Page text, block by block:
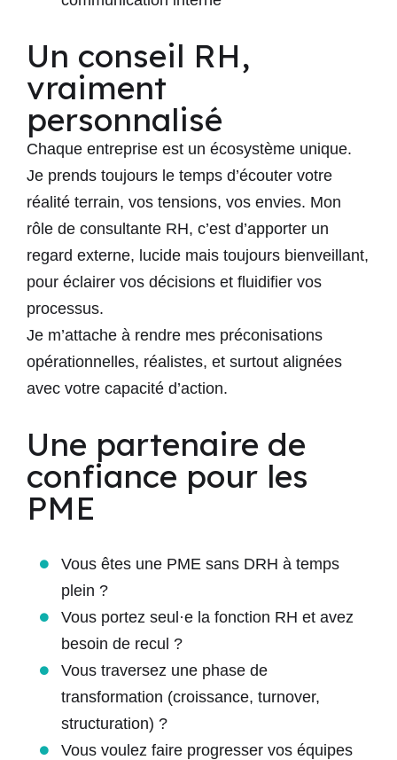
Un conseil RH,
vraiment
personnalisé
Chaque entreprise est un écosystème unique.
Je prends toujours le temps d’écouter votre
réalité terrain, vos tensions, vos envies. Mon
rôle de consultante RH, c’est d’apporter un
regard externe, lucide mais toujours bienveillant,
pour éclairer vos décisions et fluidifier vos
processus.
Je m’attache à rendre mes préconisations
opérationnelles, réalistes, et surtout alignées
avec votre capacité d’action.
Une partenaire de
confiance pour les
PME
Vous êtes une PME sans DRH à temps
plein ?
Vous portez seul·e la fonction RH et avez
besoin de recul ?
Vous traversez une phase de
transformation (croissance, turnover,
structuration) ?
Vous voulez faire progresser vos équipes